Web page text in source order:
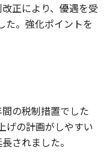
正により、優遇を受
た。強化ポイントを
の税制措置でした
げの計画がしやすい
されました。